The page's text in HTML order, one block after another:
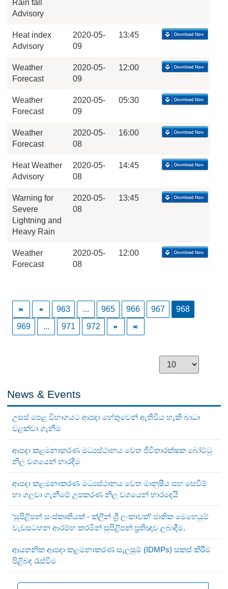
Rain fall
Advisory
Heat index
Advisory
2020-05-
09
13:45
Weather
Forecast
2020-05-
09
12:00
Weather
Forecast
2020-05-
09
05:30
Weather
Forecast
2020-05-
08
16:00
Heat Weather
Advisory
2020-05-
08
14:45
Warning for
Severe
Lightning and
Heavy Rain
2020-05-
08
13:45
Weather
Forecast
2020-05-
08
12:00
963 ... 965 966 967
968
969
... 971 972
News & Events
උසස් පෙළ විභාගයට ආපදා හේතුවෙන් ඇතිවිය හැකි බාධා
වළක්වා ගැනීම
ආපදා කළමනාකරණ මධ්‍යස්ථානය වෙත ජීවිතාරක්ෂක බෝට්ටු
නිල වශයෙන් භාරදීම
ආපදා කළමනාකරණ මධ්‍යස්ථානය වෙත මානුෂීය සහ සෙවීම්
හා ගලවා ගැනීමේ උපකරණ නිල වශයෙන් භාරදෙයි
‘සුපිළිපන් සංස්කෘතියක් - ක්ලීන් ශ්‍රී ලංකාවක්’ ජාතික මෙහෙයුම්
වැඩසටහන ආරම්භ කරමින් සුපිළිපන් ප්‍රතිඥාව ලබාදීම.
ආයතනික ආපදා කළමනාකරණ සැලසුම් (IDMPs) සකස් කිරීම
පිළිබඳ රැස්වීම